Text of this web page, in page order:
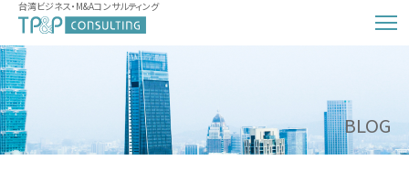
台湾ビジネス・M&Aコンサルティング
BLOG